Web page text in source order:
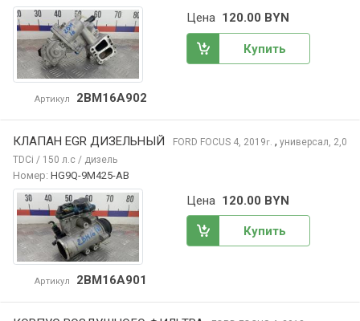
Артикул 2BM16A902
Цена 120.00 BYN
Купить
КЛАПАН EGR ДИЗЕЛЬНЫЙ FORD FOCUS 4, 2019г. , универсал, 2,0
TDCi / 150 л.с / дизель
Номер: HG9Q-9M425-AB
Артикул 2BM16A901
Цена 120.00 BYN
Купить